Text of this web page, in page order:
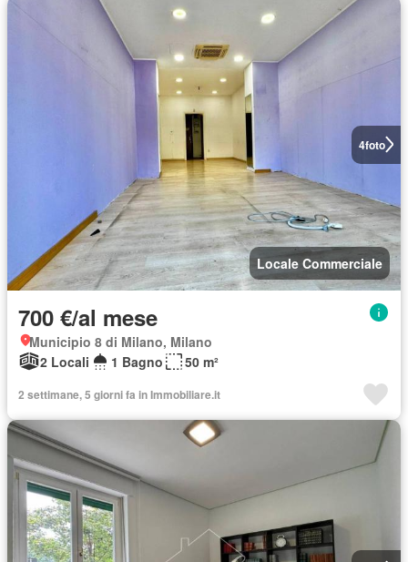
4foto
Locale Commerciale
700 €/al mese
Municipio 8 di Milano, Milano
2 Locali
1 Bagno 50 m²
2 settimane, 5 giorni fa in Immobiliare.it